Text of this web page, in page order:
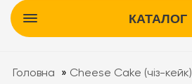
КАТАЛОГ
Головна » Cheese Cake (чіз-кейк)